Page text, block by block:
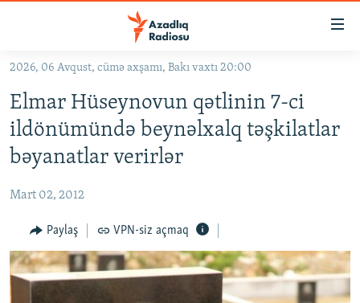
Əsas
qayıt
Əsas
naviqasiyaya
qayıt
KORRUPSIOMETR
#ƏSLINDƏ
FƏRQƏ BAX
QANUNI DOĞRU
ARAŞDIRMA
MULTIMEDIA
2026, 06 Avqust, cümə axşamı, Bakı vaxtı 20:00
Elmar Hüseynovun qətlinin 7-ci
ildönümündə beynəlxalq təşkilatlar
bəyanatlar verirlər
Mart 02, 2012
Paylaş VPN-siz açmaq